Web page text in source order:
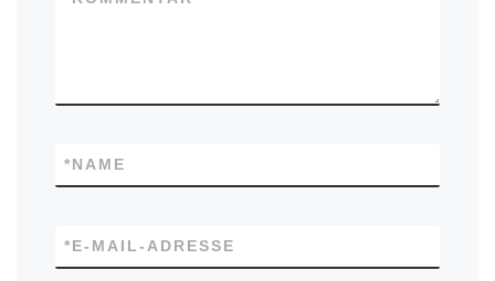
NAME
*
E-MAIL-ADRESSE
*